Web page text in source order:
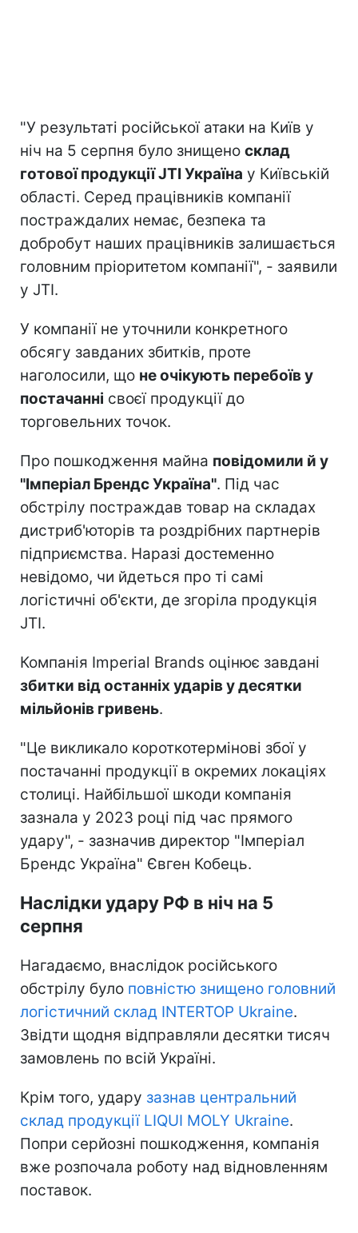
"У результаті російської атаки на Київ у
ніч на 5 серпня було знищено склад
готової продукції JTI Україна у Київській
області. Серед працівників компанії
постраждалих немає, безпека та
добробут наших працівників залишається
головним пріоритетом компанії", - заявили
у JTI.
У компанії не уточнили конкретного
обсягу завданих збитків, проте
наголосили, що не очікують перебоїв у
постачанні своєї продукції до
торговельних точок.
Про пошкодження майна повідомили й у
"Імперіал Брендс Україна". Під час
обстрілу постраждав товар на складах
дистриб'юторів та роздрібних партнерів
підприємства. Наразі достеменно
невідомо, чи йдеться про ті самі
логістичні об'єкти, де згоріла продукція
JTI.
Компанія Imperial Brands оцінює завдані
збитки від останніх ударів у десятки
мільйонів гривень.
"Це викликало короткотермінові збої у
постачанні продукції в окремих локаціях
столиці. Найбільшої шкоди компанія
зазнала у 2023 році під час прямого
удару", - зазначив директор "Імперіал
Брендс Україна" Євген Кобець.
Наслідки удару РФ в ніч на 5
серпня
Нагадаємо, внаслідок російського
обстрілу було повністю знищено головний
логістичний склад INTERTOP Ukraine.
Звідти щодня відправляли десятки тисяч
замовлень по всій Україні.
Крім того, удару зазнав центральний
склад продукції LIQUI MOLY Ukraine.
Попри серйозні пошкодження, компанія
вже розпочала роботу над відновленням
поставок.